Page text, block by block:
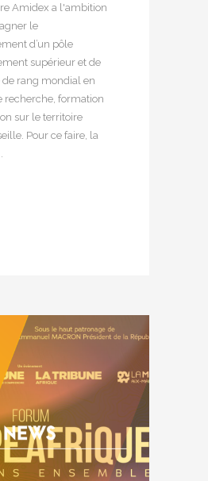
Amidex a l'ambition
le
d’un pôle
supérieur et de
de rang mondial en
recherche, formation
sur le territoire
Pour ce faire, la